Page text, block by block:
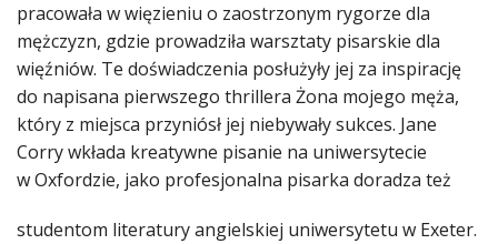
pracowała w więzieniu o zaostrzonym rygorze dla
mężczyzn, gdzie prowadziła warsztaty pisarskie dla
więźniów. Te doświadczenia posłużyły jej za inspirację
do napisana pierwszego thrillera Żona mojego męża,
który z miejsca przyniósł jej niebywały sukces. Jane
Corry wkłada kreatywne pisanie na uniwersytecie
w Oxfordzie, jako profesjonalna pisarka doradza też
studentom literatury angielskiej uniwersytetu w Exeter.